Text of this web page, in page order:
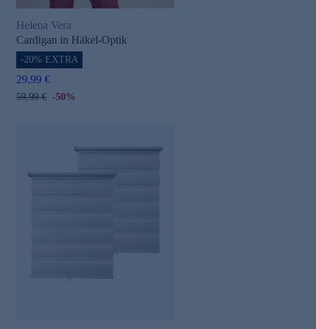
Helena Vera
Cardigan in Häkel-Optik
-20% EXTRA
29,99 €
59,99 € -50%